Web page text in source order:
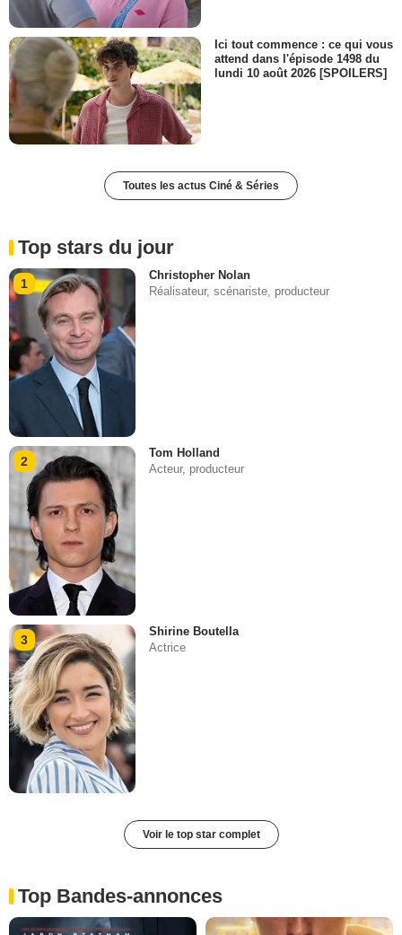
Ici tout commence : ce qui vous
attend dans l'épisode 1498 du
lundi 10 août 2026 [SPOILERS]
Toutes les actus Ciné & Séries
Top stars du jour
1
Christopher Nolan
Réalisateur, scénariste, producteur
2
Tom Holland
Acteur, producteur
3
Shirine Boutella
Actrice
Voir le top star complet
Top Bandes-annonces